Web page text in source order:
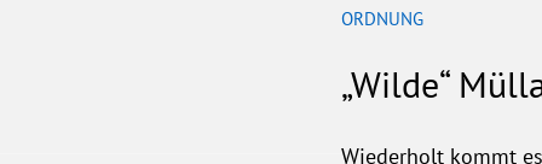
ORDNUNG
„Wilde“
Wiederholt kommt